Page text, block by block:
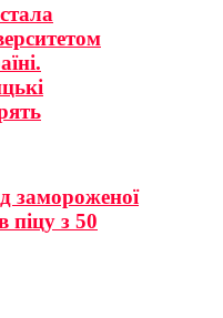
замороженої
піцу з 50